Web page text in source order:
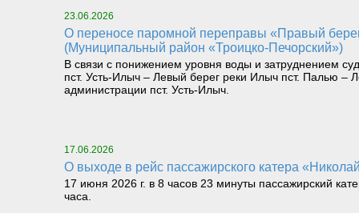
23.06.2026
О переносе паромной переправы «Правый берег реки Илыч пст. Усть-Илыч – Левый берег реки Илыч пст. Палью – Левый берег Печоры»
(Муниципальный район «Троицко-Печорский»)
В связи с понижением уровня воды и затруднением
пст. Усть-Илыч – Левый берег реки Илыч пст. Палью
администрации пст. Усть-Илыч.
17.06.2026
О выходе в рейс пассажирского катера
17 июня 2026 г. в 8 часов 23 минуты пассажирский
часа.